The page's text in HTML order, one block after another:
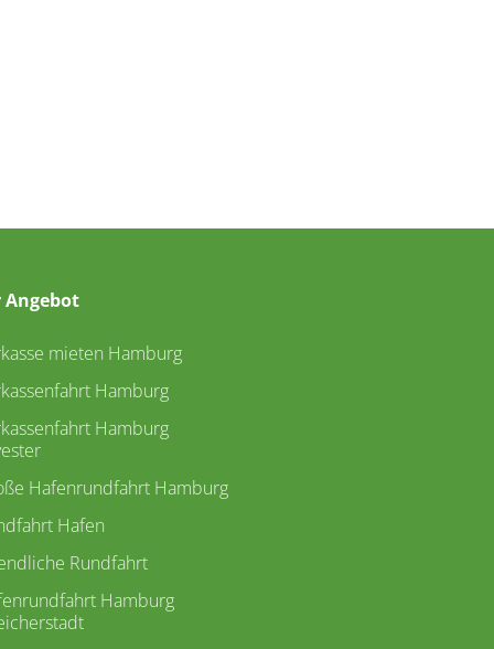
Angebot
mieten Hamburg
Hamburg
Hamburg
Hafenrundfahrt Hamburg
Hafen
Rundfahrt
Hamburg